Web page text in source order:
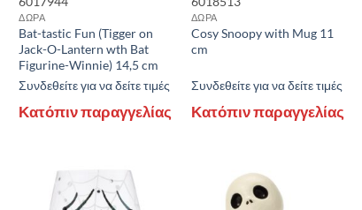
ΔΩΡΑ
Bat-tastic Fun (Tigger on
Jack-O-Lantern wth Bat
Figurine-Winnie) 14,5 cm
Συνδεθείτε για να δείτε τιμές
Κατόπιν παραγγελίας
ΔΩΡΑ
Cosy Snoopy with Mug 11
cm
Συνδεθείτε για να δείτε τιμές
Κατόπιν παραγγελίας